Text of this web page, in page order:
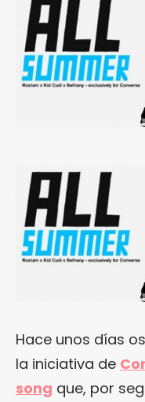
Hace unos días
la iniciativa de
song que, por